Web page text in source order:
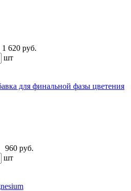
1 620 руб.
шт
для финальной фазы цветения
960 руб.
шт